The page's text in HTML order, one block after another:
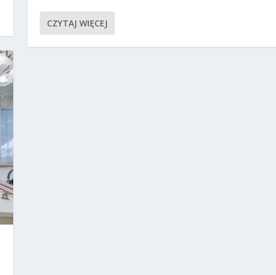
CZYTAJ WIĘCEJ